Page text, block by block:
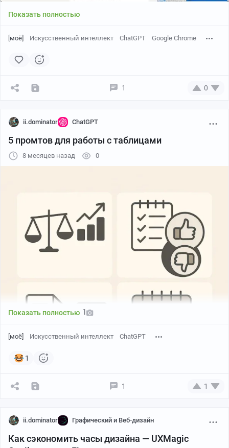
ads.telegram.org. Создавать рекламные кампании с
2. Описание приложения статистики для Telegram.
Агент должен открыть все вкладки и сделать
интересно, сможет ли машина работать за меня :)
Канал про ИИ, публикую подборки, гайды
Каждый найдет как сэкономить время и
увеличить продуктивность с нейросетями —
ссылка в профиле пикабу)
Показать полностью
[моё] Искусственный интеллект ChatGPT Google Chrome
1 0
ii.dominator ChatGPT
5 промтов для работы с таблицами
8 месяцев назад 0
Создай сравнительную таблицу для [Объект 1] и
Показать полностью 1
[моё] Искусственный интеллект ChatGPT
1
1 1
ii.dominator Графический и Веб-дизайн
Как сэкономить часы дизайна — UXMagic